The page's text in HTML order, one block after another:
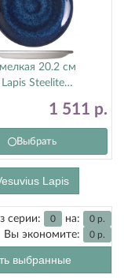
мелкая 20.2 см
Steelite
1 511 р.
Выбрать
Lapis
серии: 0 на: 0 р.
Вы экономите: 0 р.
выбранные